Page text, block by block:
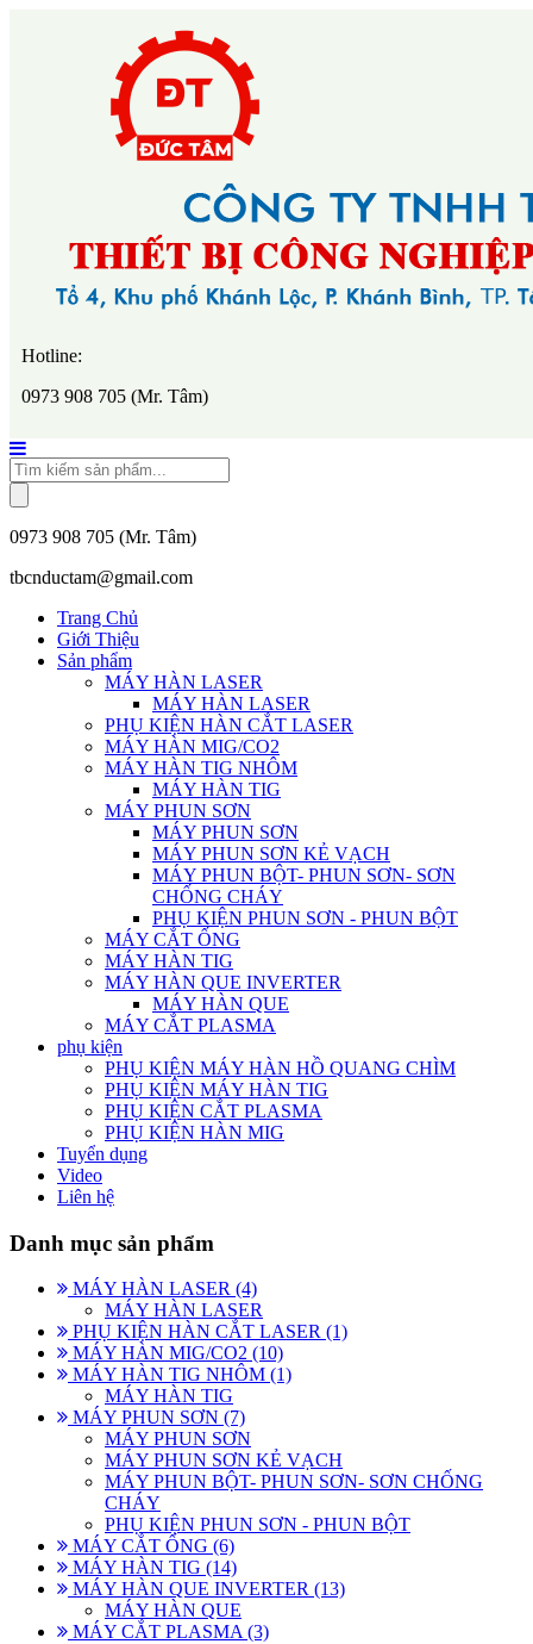
Hotline:
0973 908 705 (Mr. Tâm)
0973 908 705 (Mr. Tâm)
tbcnductam@gmail.com
Trang Chủ
Giới Thiệu
Sản phẩm
MÁY HÀN LASER
MÁY HÀN LASER
PHỤ KIỆN HÀN CẮT LASER
MÁY HÀN MIG/CO2
MÁY HÀN TIG NHÔM
MÁY HÀN TIG
MÁY PHUN SƠN
MÁY PHUN SƠN
MÁY PHUN SƠN KẺ VẠCH
MÁY PHUN BỘT- PHUN SƠN- SƠN
CHỐNG CHÁY
PHỤ KIỆN PHUN SƠN - PHUN BỘT
MÁY CẮT ỐNG
MÁY HÀN TIG
MÁY HÀN QUE INVERTER
MÁY HÀN QUE
MÁY CẮT PLASMA
phụ kiện
PHỤ KIỆN MÁY HÀN HỒ QUANG CHÌM
PHỤ KIỆN MÁY HÀN TIG
PHỤ KIỆN CẮT PLASMA
PHỤ KIỆN HÀN MIG
Tuyển dụng
Video
Liên hệ
Danh mục sản phẩm
MÁY HÀN LASER (4)
MÁY HÀN LASER
PHỤ KIỆN HÀN CẮT LASER (1)
MÁY HÀN MIG/CO2 (10)
MÁY HÀN TIG NHÔM (1)
MÁY HÀN TIG
MÁY PHUN SƠN (7)
MÁY PHUN SƠN
MÁY PHUN SƠN KẺ VẠCH
MÁY PHUN BỘT- PHUN SƠN- SƠN CHỐNG
CHÁY
PHỤ KIỆN PHUN SƠN - PHUN BỘT
MÁY CẮT ỐNG (6)
MÁY HÀN TIG (14)
MÁY HÀN QUE INVERTER (13)
MÁY HÀN QUE
MÁY CẮT PLASMA (3)